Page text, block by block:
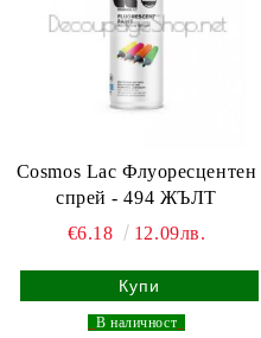
Cosmos Lac Флуоресцентен
спрей - 494 ЖЪЛТ
€6.18
12.09лв.
В наличност